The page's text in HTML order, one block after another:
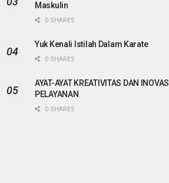
Maskulin
0 SHARES
Yuk Kenali Istilah Dalam Karate
0 SHARES
AYAT-AYAT KREATIVITAS DAN INOVASI
PELAYANAN
0 SHARES